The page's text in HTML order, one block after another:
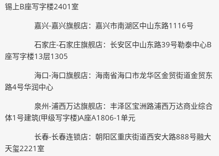
锡上B座写字楼2401室
嘉兴-嘉兴旗舰店：嘉兴市南湖区中山东路1116号
石家庄-石家庄旗舰店：长安区中山东路39号勒泰中心B
座写字楼13层1305
海口-海口旗舰店：海南省海口市龙华区金贸街道金贸东
路4号华润中心
泉州-浦西万达旗舰店：丰泽区宝洲路浦西万达商业综合
体1号建筑(甲级写字楼)A座A1806-1单元
长春-长春连锁店：朝阳区重庆街道西安大路888号融大
天玺2221室